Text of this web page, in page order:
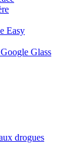
Easy
Glass
drogues